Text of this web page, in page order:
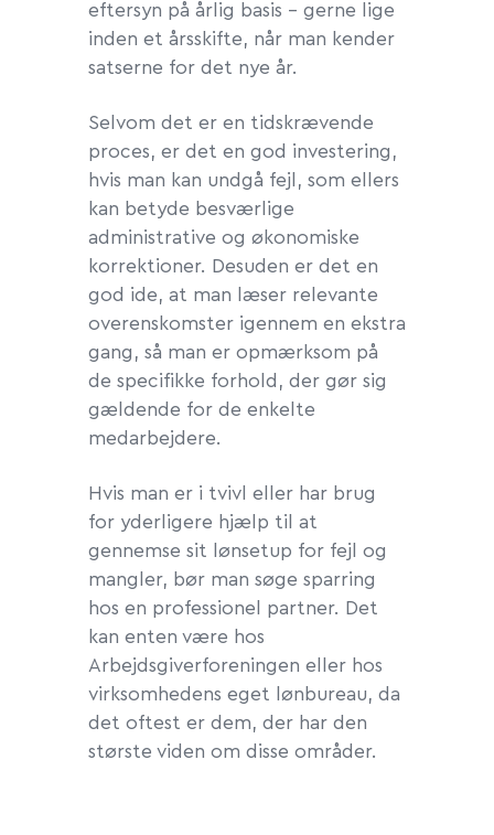
eftersyn på årlig basis – gerne lige
inden et årsskifte, når man kender
satserne for det nye år.
Selvom det er en tidskrævende
proces, er det en god investering,
hvis man kan undgå fejl, som ellers
kan betyde besværlige
administrative og økonomiske
korrektioner. Desuden er det en
god ide, at man læser relevante
overenskomster igennem en ekstra
gang, så man er opmærksom på
de specifikke forhold, der gør sig
gældende for de enkelte
medarbejdere.
Hvis man er i tvivl eller har brug
for yderligere hjælp til at
gennemse sit lønsetup for fejl og
mangler, bør man søge sparring
hos en professionel partner. Det
kan enten være hos
Arbejdsgiverforeningen eller hos
virksomhedens eget lønbureau, da
det oftest er dem, der har den
største viden om disse områder.